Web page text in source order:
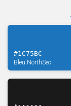
#1C75BC
Bleu NorthSec